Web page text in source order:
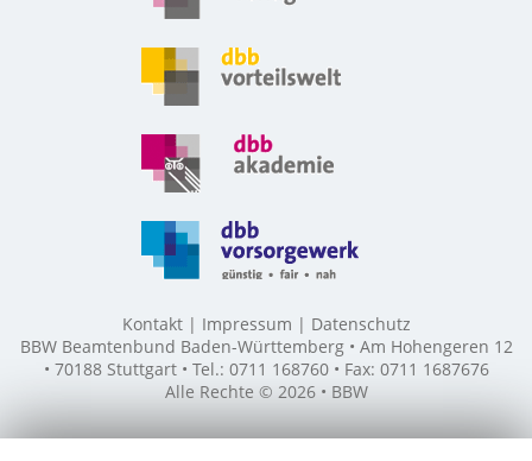
Kontakt Impressum
Datenschutz
BBW Beamtenbund Baden-Württemberg • Am Hohengeren 12
• 70188 Stuttgart • Tel.: 0711 168760 • Fax: 0711 1687676
Alle Rechte © 2026 • BBW